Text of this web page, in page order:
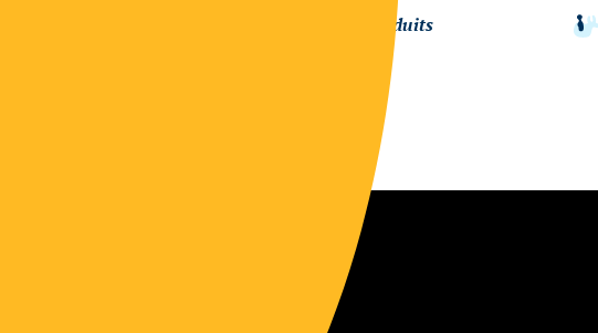
Relations homme-animaux, lait, produits